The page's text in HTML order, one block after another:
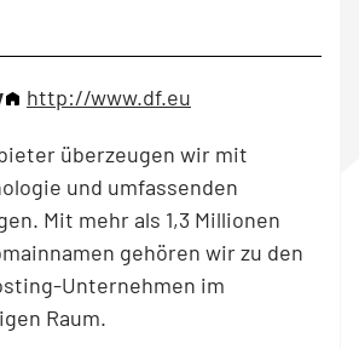
http://www.df.eu
überzeugen wir mit
und umfassenden
Mit mehr als 1,3 Millionen
gehören wir zu den
Unternehmen im
Raum.